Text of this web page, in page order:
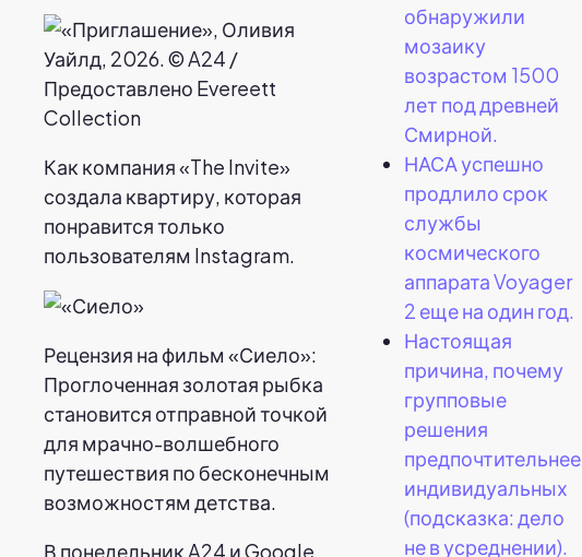
Как компания «The Invite»
создала квартиру, которая
понравится только
пользователям Instagram.
Рецензия на фильм «Сиело»:
Проглоченная золотая рыбка
становится отправной точкой
для мрачно-волшебного
путешествия по бесконечным
возможностям детства.
В понедельник A24 и Google
обнаружили
мозаику
возрастом 1500
лет под древней
Смирной.
НАСА успешно
продлило срок
службы
космического
аппарата Voyager
2 еще на один год.
Настоящая
причина, почему
групповые
решения
предпочтительнее
индивидуальных
(подсказка: дело
не в усреднении).